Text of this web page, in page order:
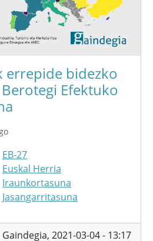
errepide bidezko
Efektuko
EB-27
Euskal Herria
Iraunkortasuna
Jasangarritasuna
Gaindegia, 2021-03-04 - 13:17